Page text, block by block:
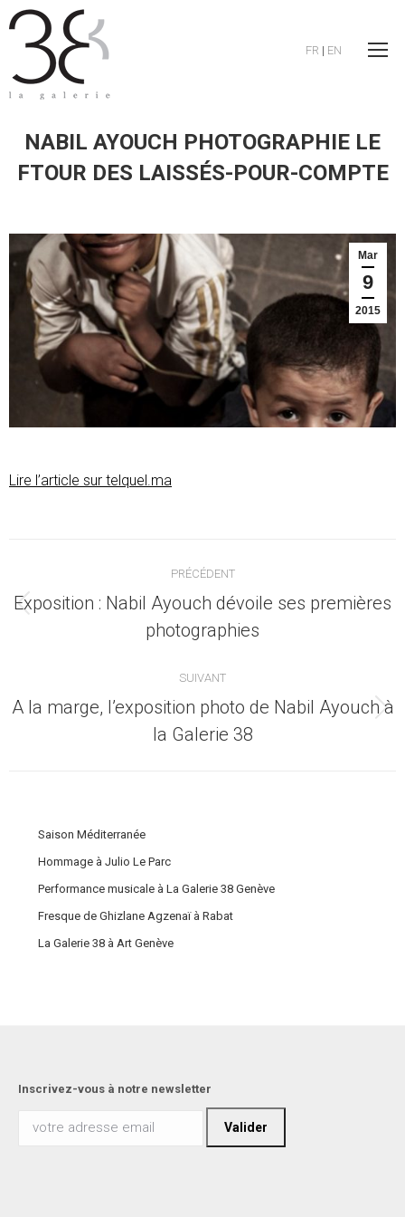
FR | EN
NABIL AYOUCH PHOTOGRAPHIE LE
FTOUR DES LAISSÉS-POUR-COMPTE
Mar
9
2015
Lire l’article sur telquel.ma
article
PRÉCÉDENT
Article
précédent
Exposition : Nabil Ayouch dévoile ses premières
photographies
SUIVANT
Article
suivant
A la marge, l’exposition photo de Nabil Ayouch à
la Galerie 38
Saison Méditerranée
Hommage à Julio Le Parc
Performance musicale à La Galerie 38 Genève
Fresque de Ghizlane Agzenaï à Rabat
La Galerie 38 à Art Genève
Inscrivez-vous à notre newsletter